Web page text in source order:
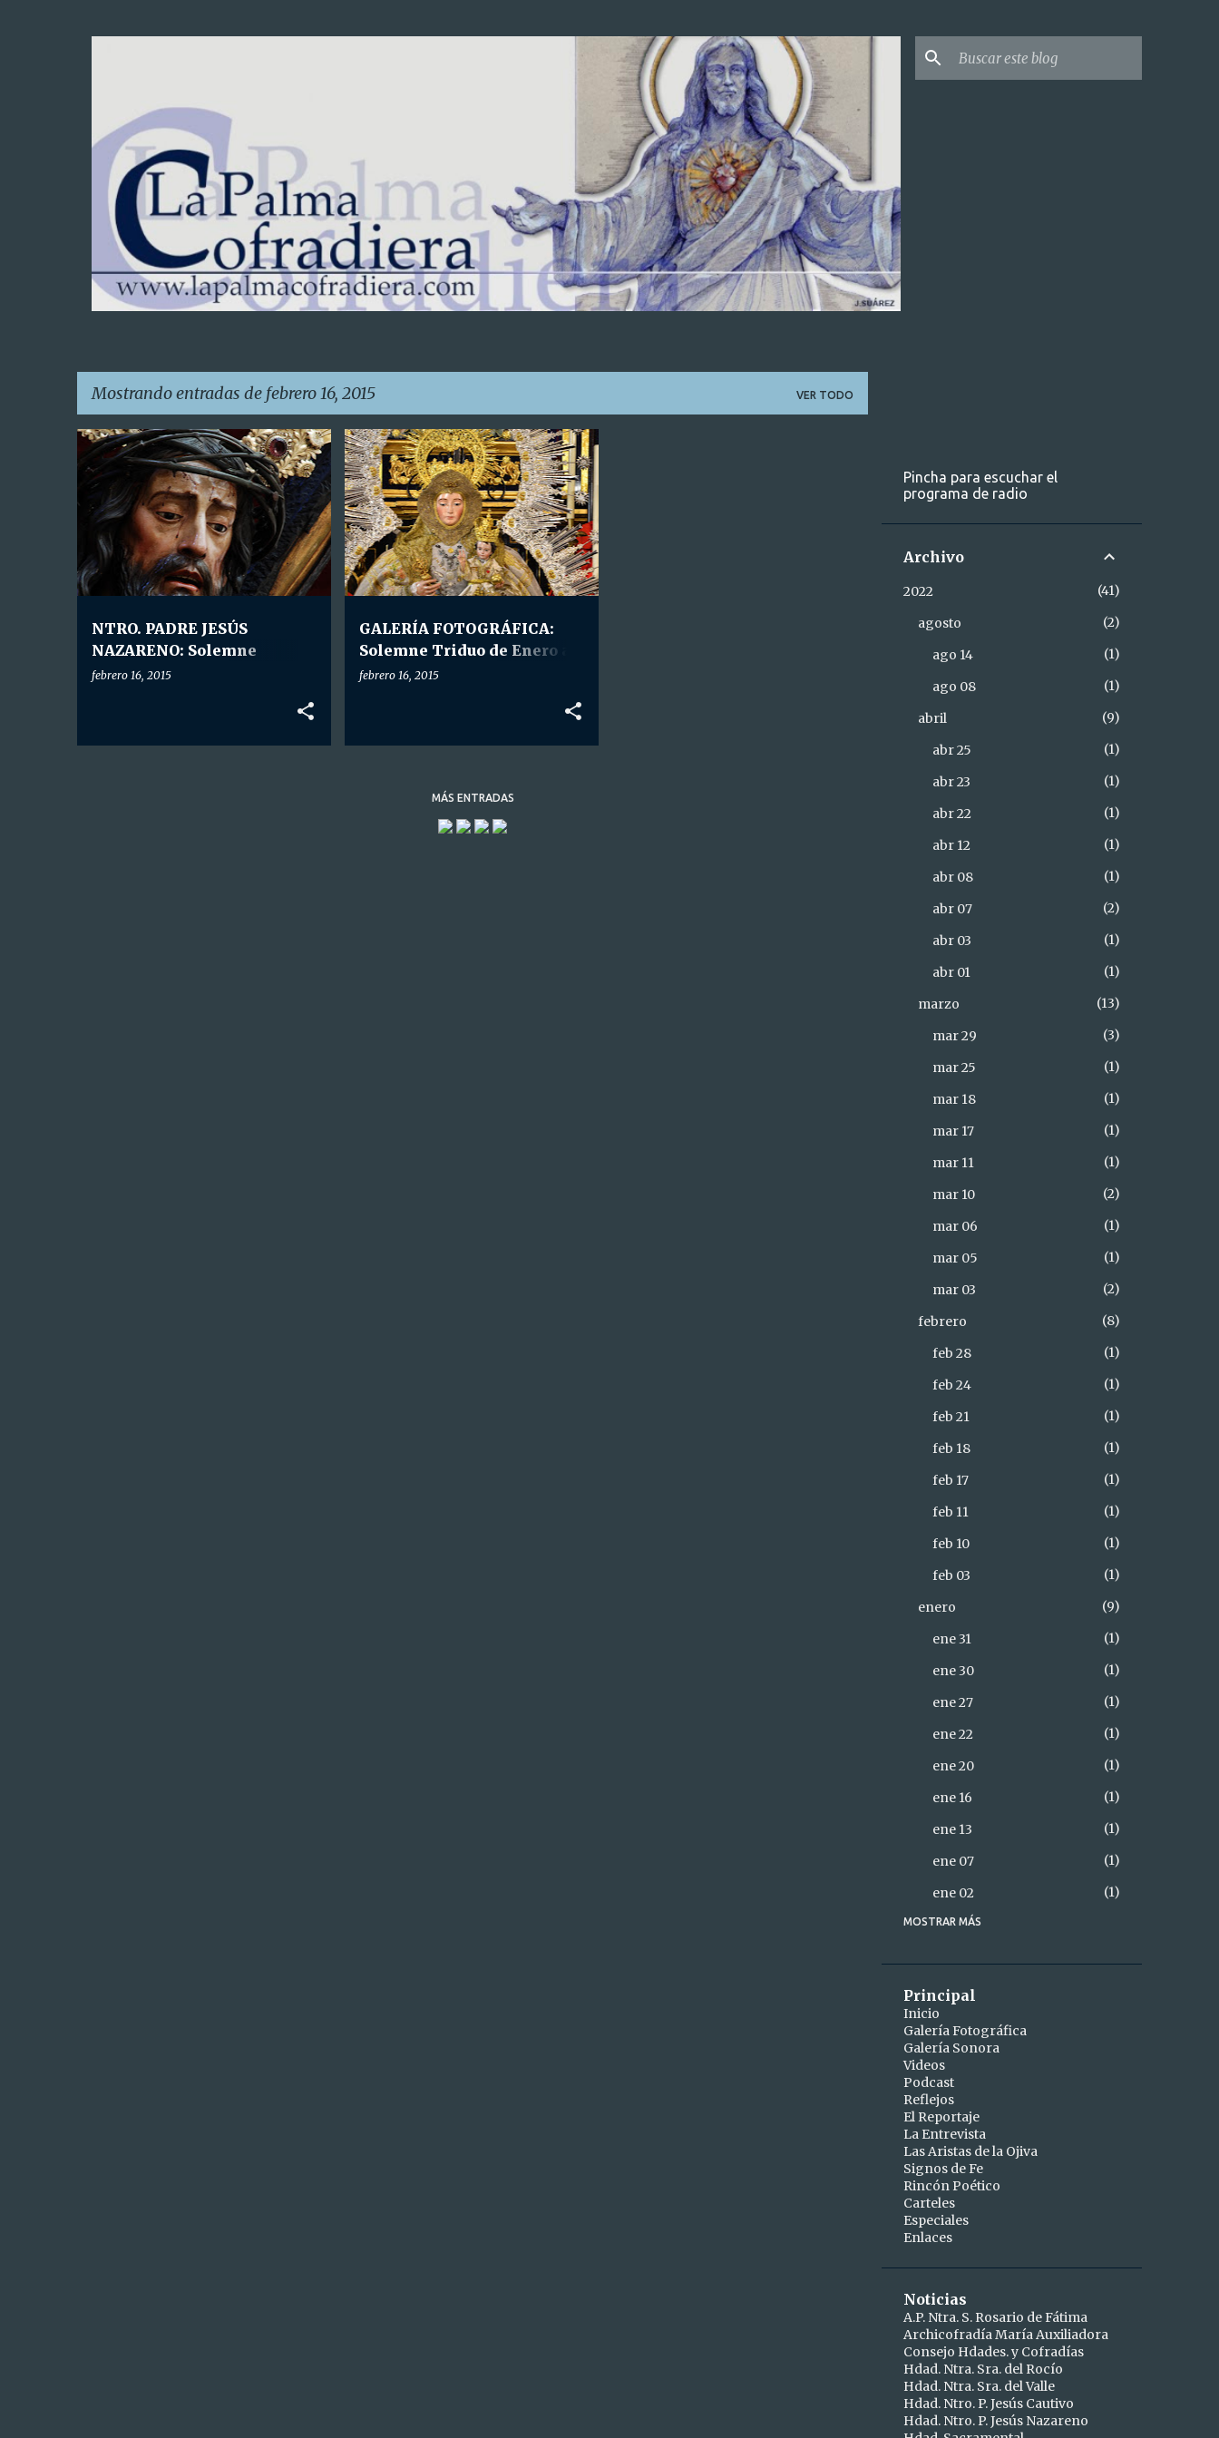
Mostrando entradas de febrero 16, 2015 VER TODO
E
t
a
d
NTRO. PADRE JESÚS
NAZARENO: Solemne
Quinario y Función
febrero 16, 2015
HDAD. NTRO. P. JESÚS NAZARENO
GALERÍA FOTOGRÁFICA:
Solemne Triduo de Enero a
Nuestra Señora del Valle
febrero 16, 2015
GALERÍA FOTOGRÁFICA +
HDAD. NTRA. SRA. DEL VALLE
MÁS ENTRADAS
Pincha para escuchar el
programa de radio
Archivo
2022
41
agosto
2
ago 14
1
ago 08
1
abril
9
abr 25
1
abr 23
1
abr 22
1
abr 12
1
abr 08
1
abr 07
2
abr 03
1
abr 01
1
marzo
13
mar 29
3
mar 25
1
mar 18
1
mar 17
1
mar 11
1
mar 10
2
mar 06
1
mar 05
1
mar 03
2
febrero
8
feb 28
1
feb 24
1
feb 21
1
feb 18
1
feb 17
1
feb 11
1
feb 10
1
feb 03
1
enero
9
ene 31
1
ene 30
1
ene 27
1
ene 22
1
ene 20
1
ene 16
1
ene 13
1
ene 07
1
ene 02
1
2021
dic 28
dic 26
abril
abr 15
abr 10
marzo
mar 25
mar 24
mar 19
mar 16
1
mar 11
mar 09
mar 06
mar 04
febrero
MOSTRAR MÁS
Principal
Inicio
Galería Fotográfica
Galería Sonora
Videos
Podcast
Reflejos
El Reportaje
La Entrevista
Las Aristas de la Ojiva
Signos de Fe
Rincón Poético
Carteles
Especiales
Enlaces
Noticias
A.P. Ntra. S. Rosario de Fátima
Archicofradía María Auxiliadora
Consejo Hdades. y Cofradías
Hdad. Ntra. Sra. del Rocío
Hdad. Ntra. Sra. del Valle
Hdad. Ntro. P. Jesús Cautivo
Hdad. Ntro. P. Jesús Nazareno